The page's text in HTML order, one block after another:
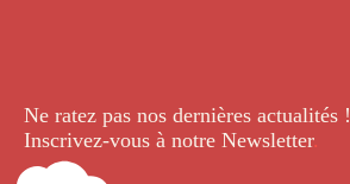
Ne ratez pas nos dernières actualités !
Inscrivez-vous à notre Newsletter.